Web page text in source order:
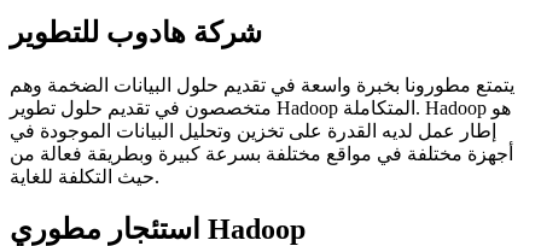
شركة هادوب للتطوير
يتمتع مطورونا بخبرة واسعة في تقديم حلول البيانات الضخمة وهم
متخصصون في تقديم حلول تطوير Hadoop المتكاملة. Hadoop هو
إطار عمل لديه القدرة على تخزين وتحليل البيانات الموجودة في
أجهزة مختلفة في مواقع مختلفة بسرعة كبيرة وبطريقة فعالة من
حيث التكلفة للغاية.
استئجار مطوري Hadoop